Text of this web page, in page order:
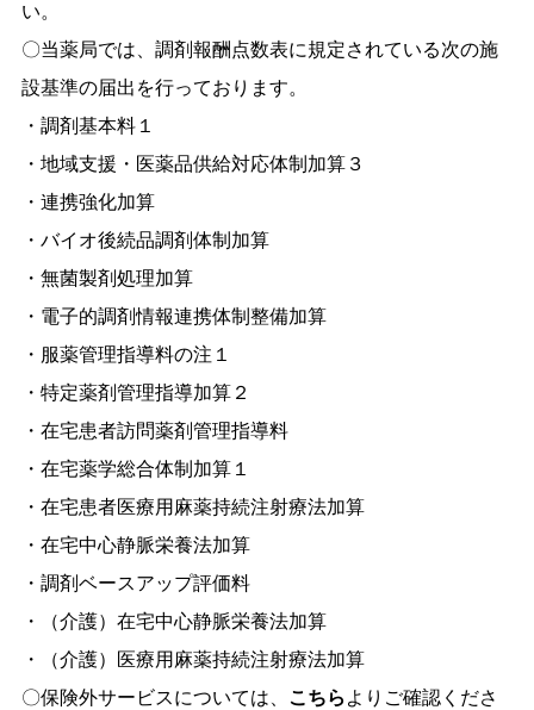
い。
〇当薬局では、調剤報酬点数表に規定されている次の施
設基準の届出を行っております。
・調剤基本料１
・地域支援・医薬品供給対応体制加算３
・連携強化加算
・バイオ後続品調剤体制加算
・無菌製剤処理加算
・電子的調剤情報連携体制整備加算
・服薬管理指導料の注１
・特定薬剤管理指導加算２
・在宅患者訪問薬剤管理指導料
・在宅薬学総合体制加算１
・在宅患者医療用麻薬持続注射療法加算
・在宅中心静脈栄養法加算
・調剤ベースアップ評価料
・（介護）在宅中心静脈栄養法加算
・（介護）医療用麻薬持続注射療法加算
〇保険外サービスについては、 こちら よりご確認くださ